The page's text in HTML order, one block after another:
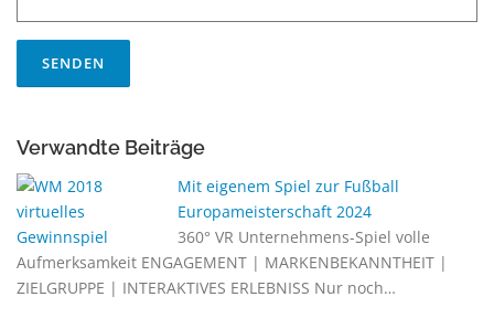
Verwandte Beiträge
Mit eigenem Spiel zur Fußball
Europameisterschaft 2024
360° VR Unternehmens-Spiel volle
Aufmerksamkeit ENGAGEMENT | MARKENBEKANNTHEIT |
ZIELGRUPPE | INTERAKTIVES ERLEBNISS Nur noch…